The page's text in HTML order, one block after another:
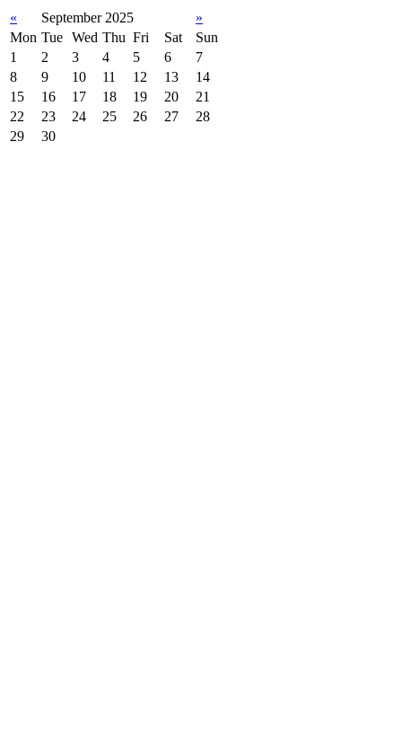
« September 2025
»
Mon Tue Wed Thu Fri Sat
Sun
1
2 3 4 5 6
7
8
9 10 11 12 13
14
15
16 17 18 19 20
21
22
23 24 25 26 27
28
29
30